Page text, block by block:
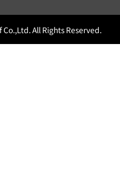
All Rights Reserved.